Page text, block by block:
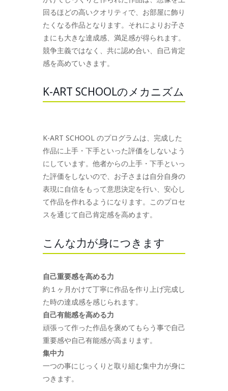
回るほどの高いクオリティで、お部屋に飾り
たくなる作品となります。それによりお子さ
まにも大きな達成感、満足感が得られます。
競争主義ではなく、共に認め合い、自己肯定
感を高めていきます。
K-ART SCHOOLのメカニズム
K-ART SCHOOL のプログラムは、完成した
作品に上手・下手といった評価をしないよう
にしています。他者からの上手・下手といっ
た評価をしないので、お子さまは自分自身の
表現に自信をもって意思決定を行い、安心し
て作品を作れるようになります。このプロセ
スを通じて自己肯定感を高めます。
こんな力が身につきます
自己重要感を高める力
約１ヶ月かけて丁寧に作品を作り上げ完成し
た時の達成感を感じられます。
自己有能感を高める力
頑張って作った作品を褒めてもらう事で自己
重要感や自己有能感が高まります。
集中力
一つの事にじっくりと取り組む集中力が身に
つきます。